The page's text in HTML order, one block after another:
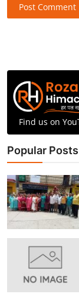
Post Comment
Find us on
Popular Posts